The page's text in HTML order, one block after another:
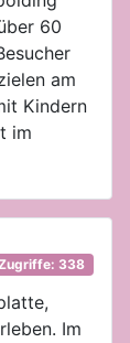
60
am
Kindern
im
338
Im